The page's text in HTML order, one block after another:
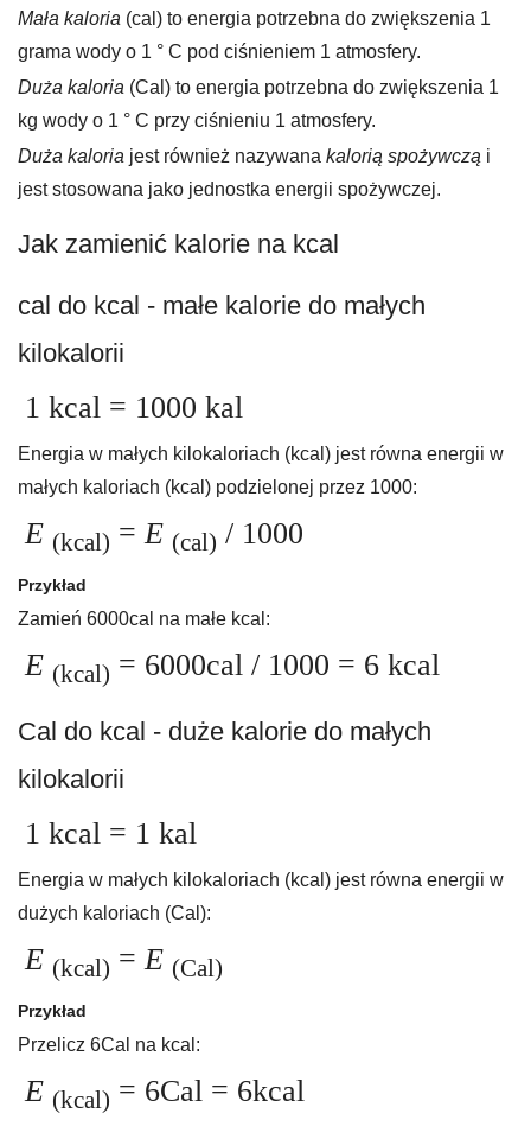
Mała kaloria (cal) to energia potrzebna do zwiększenia 1
grama wody o 1 ° C pod ciśnieniem 1 atmosfery.
Duża kaloria (Cal) to energia potrzebna do zwiększenia 1
kg wody o 1 ° C przy ciśnieniu 1 atmosfery.
Duża kaloria jest również nazywana kalorią spożywczą i
jest stosowana jako jednostka energii spożywczej.
Jak zamienić kalorie na kcal
cal do kcal - małe kalorie do małych
kilokalorii
1 kcal = 1000 kal
Energia w małych kilokaloriach (kcal) jest równa energii w
małych kaloriach (kcal) podzielonej przez 1000:
E (kcal) =E (cal) / 1000
Przykład
Zamień 6000cal na małe kcal:
E (kcal) = 6000cal / 1000 = 6 kcal
Cal do kcal - duże kalorie do małych
kilokalorii
1 kcal = 1 kal
Energia w małych kilokaloriach (kcal) jest równa energii w
dużych kaloriach (Cal):
E (kcal) =E (Cal)
Przykład
Przelicz 6Cal na kcal:
E (kcal) = 6Cal = 6kcal